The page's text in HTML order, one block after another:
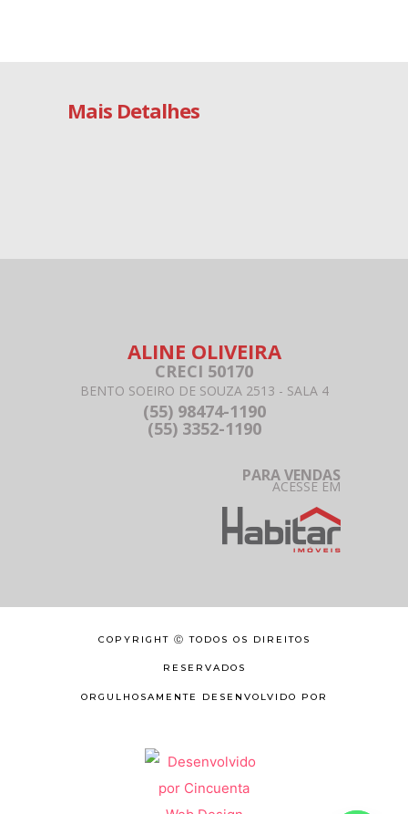
Mais Detalhes
ALINE OLIVEIRA
CRECI 50170
BENTO SOEIRO DE SOUZA 2513 - SALA 4
(55) 98474-1190
(55) 3352-1190
PARA VENDAS
ACESSE EM
COPYRIGHT Ⓒ TODOS OS DIREITOS
RESERVADOS
ORGULHOSAMENTE DESENVOLVIDO POR